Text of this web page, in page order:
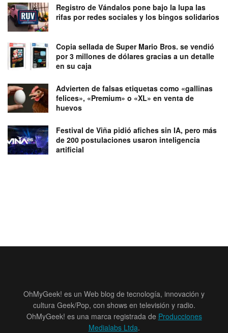
Registro de Vándalos pone bajo la lupa las
rifas por redes sociales y los bingos solidarios
Copia sellada de Super Mario Bros. se vendió
por 3 millones de dólares gracias a un detalle
en su caja
Advierten de falsas etiquetas como «gallinas
felices», «Premium» o «XL» en venta de
huevos
Festival de Viña pidió afiches sin IA, pero más
de 200 postulaciones usaron inteligencia
artificial
OhMyGeek! es un Web blog de tecnología, innovación y
cultura Geek/Pop, con shows en televisión y radio.
OhMyGeek! es una marca registrada de Producciones
Medialabs Ltda.